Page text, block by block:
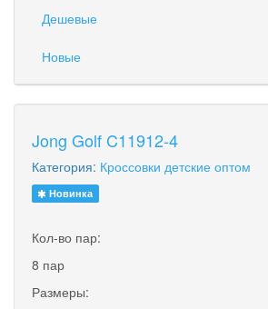
Дешевые
Новые
Jong Golf C11912-4
Категория: Кроссовки детские оптом
Новинка
Кол-во пар:
8 пар
Размеры: